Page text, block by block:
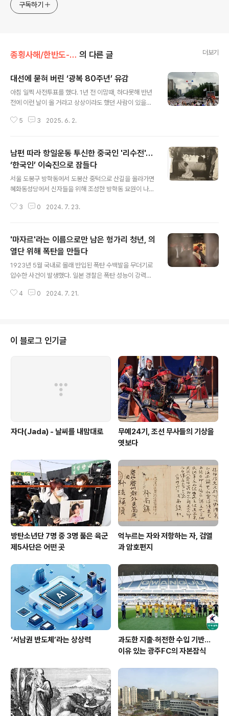
구독하기
종횡사해/한반도-동아시아 의 다른 글 더보기
대선에 묻혀 버린 ‘광복 80주년’ 유감
아침 일찍 사전투표를 했다. 1년 전 이맘때, 하다못해 반년
전에 이런 날이 올 거라고 상상이라도 했던 사람이 있을까.
상황에 쫓겨 우선 급한 일부터 하다 보면 중요하지만 당장
해가 2025년이다. 거국적인 기념행사는 물론이고 광복의
의미를 되새기고 더 나은 미래를 위해 대한민국의 다짐도
내놓아야 한다. 정부 역시 지난해 7월 ‘광복 80년 기념사
업추진위원회의 설치 및 운영에 관한 규정’을 대통령령으
80년기념사업추진기획단’도 구성했다.국무총리와 민간 인
5 3 2025. 6. 2.
남편 따라 항일운동 투신한 중국인 '리수전'…
‘한국인’ 이숙진으로 잠들다
서울 도봉구 방학동에서 도봉산 중턱으로 산길을 올라가면
혜화동성당에서 신자들을 위해 조성한 방학동 묘원이 나온
야 눈에 들어오는 조그만 무덤이 있다. 지난 4월 묘원에서
(李淑珍)이라는 중국인으로 1900년 베이징에서 태어나
독립운동가로 한국광복군 창설에 크게 기여한 청사 조성환
(1875~1948)과 결혼했다.조성환은 대한제국 육군무관
학교 출신으로 1907년 안창호·양기탁·이동녕 등과 비밀결
사인 신민회를 조직해 항일구국운동에 투신했다. 그는 19
09년 중국으로 망명해 만주에서 무장투쟁에 참여하고 광
3 0 2024. 7. 23.
'마자르'라는 이름으로만 남은 헝가리 청년, 의
열단 위해 폭탄을 만들다
1923년 5월 국내로 몰래 반입된 폭탄 수백발을 무더기로
압수한 사건이 발생했다. 일본 경찰은 폭탄 성능이 강력한
르’라는 사실은 끝내 알지 못했다.마자르는 당시 식민지 조
려했기 때문으로 추정된다. 다만 마자르가 헝가리를 뜻하
는 단어여서 헝가리 출신의 폭탄 전문가였을 것으로 추정
된다.마자르는 제1차 세계대전에 참전했다가 러시아군 포
로가 됐다. 이후 몽골까지 흘러 들어갔다가 그곳에서 독립
운동을 하던 이태준 선생의 운전기사가 됐다. 그를 통해 의
열단의 존재를 알게 됐고 당시 의열단이 있..
4 0 2024. 7. 21.
이 블로그 인기글
자다(Jada) - 날씨를 내맘대로
무예24기, 조선 무사들의 기상을
엿보다
방탄소년단 7명 중 3명 품은 육군
제5사단은 어떤 곳
억누르는 자와 저항하는 자, 검열
과 암호편지
‘서남권 반도체’라는 상상력
과도한 지출·허전한 수입 기반…
이유 있는 광주FC의 자본잠식